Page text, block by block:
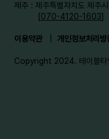
제주 : 제주특별자치도 제주
[070-4120-1603]
이용약관 개인정보처리방
Copyright 2024. 테이블